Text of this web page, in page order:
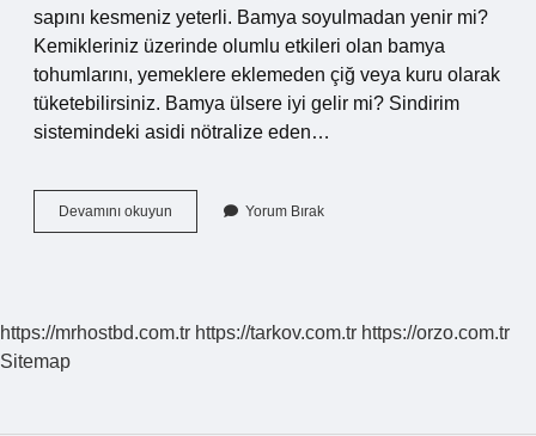
sapını kesmeniz yeterli. Bamya soyulmadan yenir mi?
Kemikleriniz üzerinde olumlu etkileri olan bamya
tohumlarını, yemeklere eklemeden çiğ veya kuru olarak
tüketebilirsiniz. Bamya ülsere iyi gelir mi? Sindirim
sistemindeki asidi nötralize eden…
Devamını okuyun
Sapı
Yorum Bırak
https://mrhostbd.com.tr https://tarkov.com.tr https://orzo.com.tr
Sitemap